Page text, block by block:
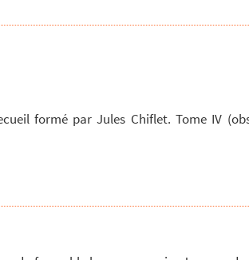
formé par Jules Chiflet. Tome IV